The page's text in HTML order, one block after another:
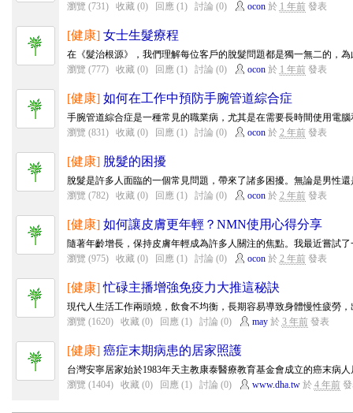
瀏覽 (731)
收藏 (0) 回應 (1) 討論 (0) ocon於 1 年前發表
[健康] 女士生髮療程
在《髮治根源》，我們理解每位客戶的脫髮問題都是獨一無二的，
瀏覽 (777)
收藏 (0) 回應 (1) 討論 (0) ocon於 1 年前發表
[健康] 如何在工作中預防手腕管道綜合症
手腕管道綜合症是一種常見的職業病，尤其是在需要長時間使用電
瀏覽 (831)
收藏 (0) 回應 (1) 討論 (0) ocon於 2 年前發表
[健康] 脫髮的困擾
脫髮是許多人面臨的一個常見問題，帶來了諸多困擾。無論是男性
瀏覽 (782)
收藏 (0) 回應 (1) 討論 (0) ocon於 2 年前發表
[健康] 如何讓皮膚更年輕？NMN使用心得分享
隨著年齡增長，保持皮膚年輕成為許多人關注的焦點。我最近嘗試了
瀏覽 (975)
收藏 (0) 回應 (1) 討論 (0) ocon於 2 年前發表
[健康] 忙碌主播增強免疫力大推這秘訣
現代人生活工作兩頭燒，飲食不均衡，長期容易導致身體慢性疲勞
瀏覽 (1620)
收藏 (0) 回應 (1) 討論 (0) may於 3 年前發表
[健康] 癌症末期病患的居家照護
台灣安寧居家始於1983年天主教康泰醫療教育基金會成立的癌末病
瀏覽 (1404)
收藏 (0) 回應 (1) 討論 (0) www.dha.tw於 4 年前發